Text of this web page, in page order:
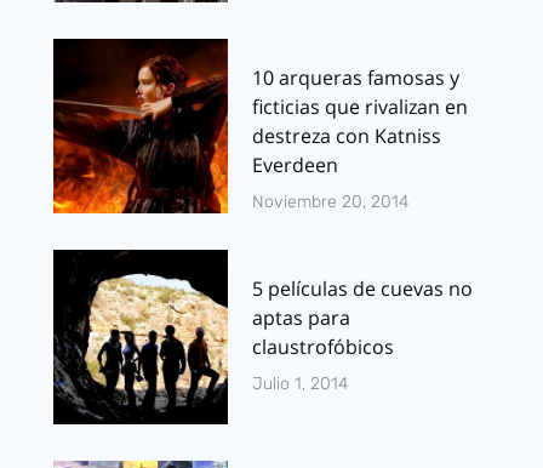
10 arqueras famosas y
ficticias que rivalizan en
destreza con Katniss
Everdeen
Noviembre 20, 2014
5 películas de cuevas no
aptas para
claustrofóbicos
Julio 1, 2014